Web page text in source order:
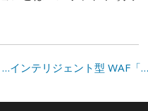
【3分ITキーワード】 SASE (Secure Access Service Edge、サシー) インテリジェント型 WAF「